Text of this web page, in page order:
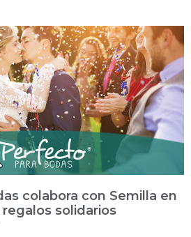
colabora con Semilla en
solidarios